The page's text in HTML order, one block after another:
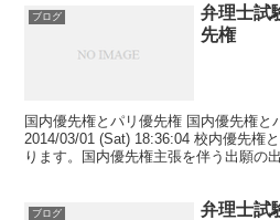
ブログ
弁理士試
先権
国内優先権とパリ優先権 国内優先権と
2014/03/01 (Sat) 18:36:04 校内優先権
ります。国内優先権主張を伴う出願の
ブログ
弁理士試